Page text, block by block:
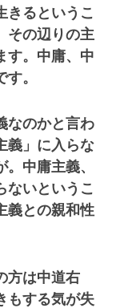
きるというこ
その辺りの主
。中庸、中
。
なのかと言わ
義」に入らな
中庸主義、
ないというこ
義との親和性
方は中道右
もする気が失